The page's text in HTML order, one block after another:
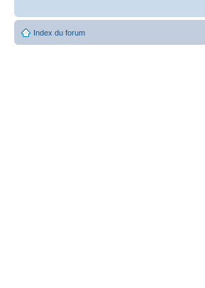
Index du forum